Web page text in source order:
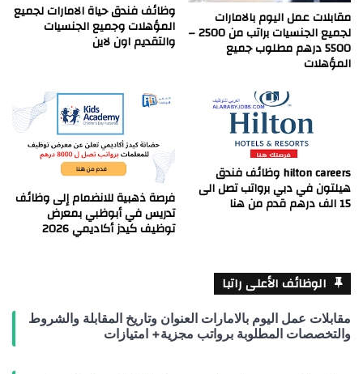
مقابلات عمل اليوم بالامارات
لجميع الجنسيات براتب من 2500 –
5500 درهم مطلوب جميع
المؤهلات
وظائف فندق حياة الامارات لجميع
المؤهلات وجميع الجنسيات
والتقديم اون لاين
hilton careers وظائف فندق
هيلتون في دبي برواتب تصل الى
15 الف درهم قدم من هنا فرصة ذهبية للانضمام إلى وظائف
تدريس في أبوظبي بمعرض
توظيف كيدز أكاديمي 2026
الوظائف الأعلى راتبا
مقابلات عمل اليوم بالامارات العنوان وتاريخ المقابلة والشروط
والتخصصات المطلوبة برواتب مجزية+ امتيازات